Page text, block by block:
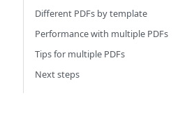
Different PDFs by template
Performance with multiple PDFs
Tips for multiple PDFs
Next steps